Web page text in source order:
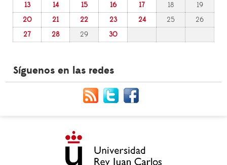
13
14 15 16 17 18
19
20
21 22 23 24 25
26
27
28 29 30
Síguenos en las redes